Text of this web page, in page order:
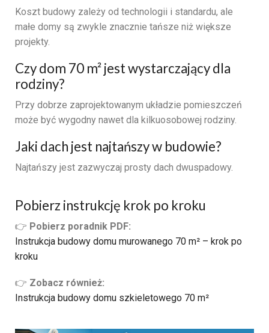
Koszt budowy zależy od technologii i standardu, ale
małe domy są zwykle znacznie tańsze niż większe
projekty.
Czy dom 70 m² jest wystarczający dla
rodziny?
Przy dobrze zaprojektowanym układzie pomieszczeń
może być wygodny nawet dla kilkuosobowej rodziny.
Jaki dach jest najtańszy w budowie?
Najtańszy jest zazwyczaj prosty dach dwuspadowy.
Pobierz instrukcję krok po kroku
👉 Pobierz poradnik PDF:
Instrukcja budowy domu murowanego 70 m² – krok po
kroku
👉 Zobacz również:
Instrukcja budowy domu szkieletowego 70 m²